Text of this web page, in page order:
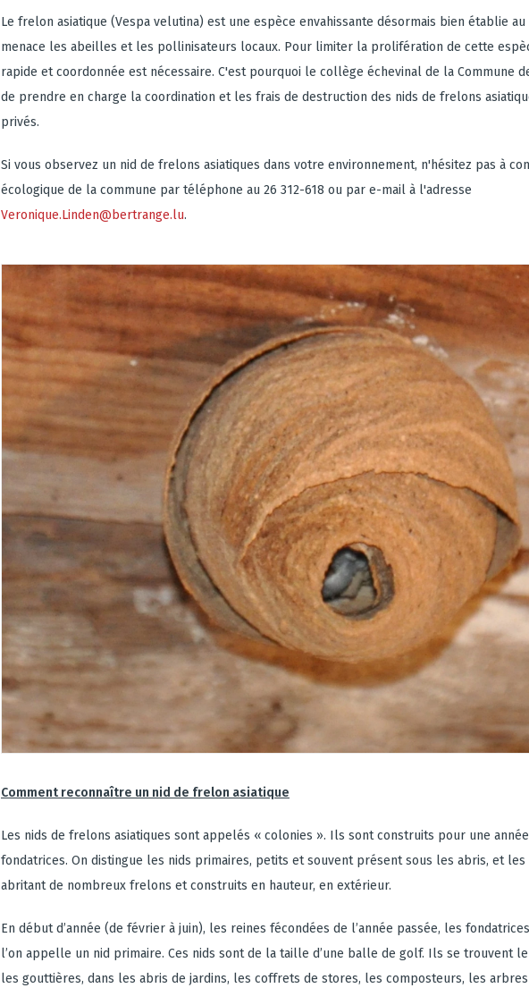
Le frelon asiatique (Vespa velutina) est une espèce envahissante désormais bien établie au
menace les abeilles et les pollinisateurs locaux. Pour limiter la prolifération de cette
rapide et coordonnée est nécessaire. C'est pourquoi le collège échevinal de la Commune
de prendre en charge la coordination et les frais de destruction des nids de frelons
privés.
Si vous observez un nid de frelons asiatiques dans votre environnement, n'hésitez pas à
écologique de la commune par téléphone au 26 312-618 ou par e-mail à l'adresse
Veronique.Linden@bertrange.lu.
Comment reconnaître un nid de frelon asiatique
Les nids de frelons asiatiques sont appelés « colonies ». Ils sont construits pour une
fondatrices. On distingue les nids primaires, petits et souvent présent sous les abris, et les
abritant de nombreux frelons et construits en hauteur, en extérieur.
En début d’année (de février à juin), les reines fécondées de l’année passée, les
l’on appelle un nid primaire. Ces nids sont de la taille d’une balle de golf. Ils se trouvent
les gouttières, dans les abris de jardins, les coffrets de stores, les composteurs, les